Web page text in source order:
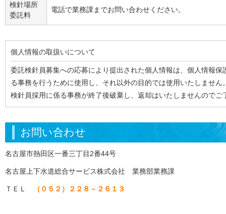
検針場所
委託料
電話で業務課までお問い合わせください。
個人情報の取扱いについて
委託検針員募集への応募により提出された個人情報は、個人情報
る事務を行うために使用し、それ以外の目的では使用いたしませ
検針員採用に係る事務が終了後破棄し、返却はいたしませんのでご
お問い合わせ
名古屋市熱田区一番三丁目2番44号
名古屋上下水道総合サービス株式会社 業務部業務課
ＴＥＬ （０５２）２２８－２６１３